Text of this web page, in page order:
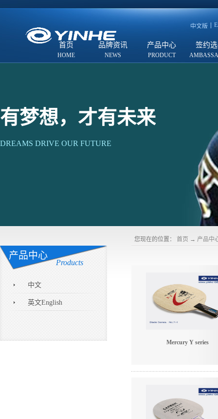
中文版
首页 品牌资讯 产品中心 签约
有梦想，才有未来
DREAMS DRIVE OUR FUTURE
产品中心
Products
中文
英文English
您现在的位置： 首页 → 产品中
Mercury Y series